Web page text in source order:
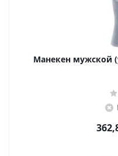
Манекен мужской